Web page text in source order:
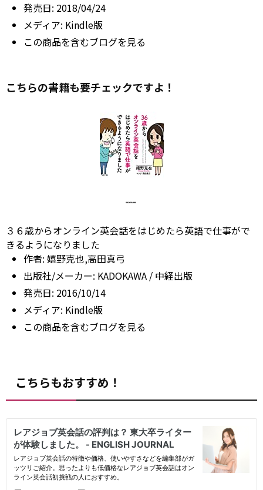
発売日: 2018/04/24
メディア: Kindle版
この商品を含むブログを見る
こちらの書籍も要チェックですよ！
３６歳からオンライン英会話をはじめたら英語で仕事がで
きるようになりました
作者: 嬉野克也,高田真弓
出版社/メーカー: KADOKAWA / 中経出版
発売日: 2016/10/14
メディア: Kindle版
この商品を含むブログを見る
こちらもおすすめ！